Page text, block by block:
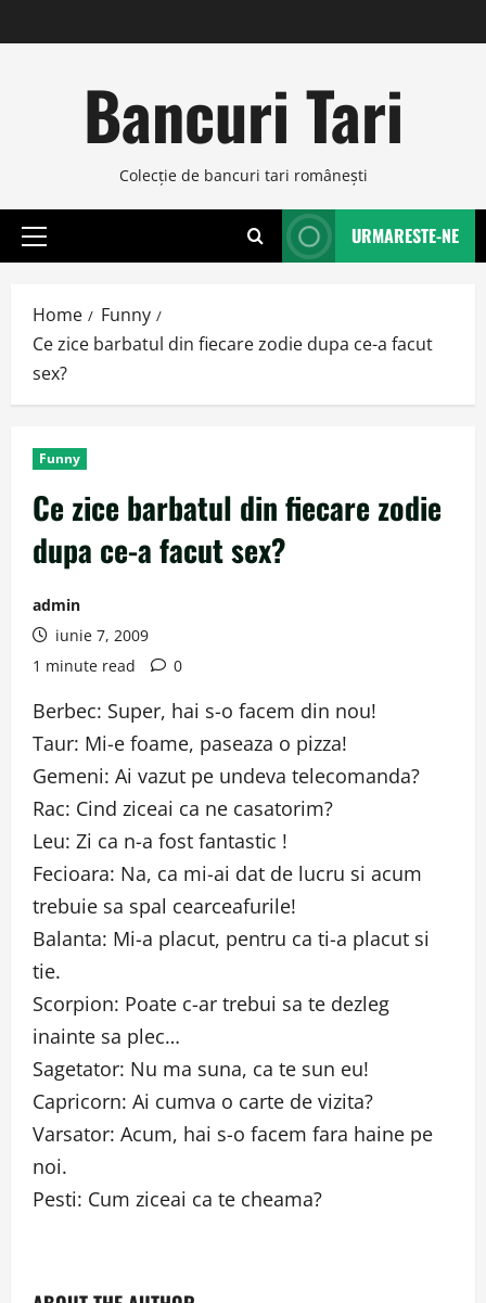
to
Bancuri Tari
Colecţie de bancuri tari româneşti
Primary
URMARESTE-NE
Home
Funny
Ce zice barbatul din fiecare zodie dupa ce-a facut
sex?
Funny
Ce zice barbatul din fiecare zodie
dupa ce-a facut sex?
admin
iunie 7, 2009
1 minute read
0
Berbec: Super, hai s-o facem din nou!
Taur: Mi-e foame, paseaza o pizza!
Gemeni: Ai vazut pe undeva telecomanda?
Rac: Cind ziceai ca ne casatorim?
Leu: Zi ca n-a fost fantastic !
Fecioara: Na, ca mi-ai dat de lucru si acum
trebuie sa spal cearceafurile!
Balanta: Mi-a placut, pentru ca ti-a placut si
tie.
Scorpion: Poate c-ar trebui sa te dezleg
inainte sa plec…
Sagetator: Nu ma suna, ca te sun eu!
Capricorn: Ai cumva o carte de vizita?
Varsator: Acum, hai s-o facem fara haine pe
noi.
Pesti: Cum ziceai ca te cheama?